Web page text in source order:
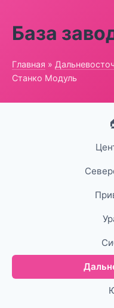
База
Главная »
Станко Модуль